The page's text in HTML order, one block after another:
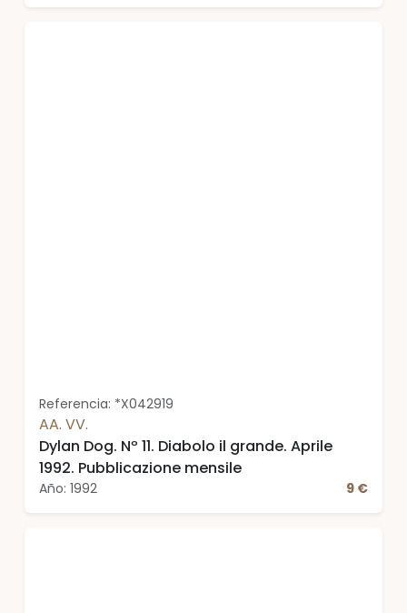
Referencia: *X042919
AA. VV.
Dylan Dog. Nº 11. Diabolo il grande. Aprile
1992. Pubblicazione mensile
Año: 1992 9 €